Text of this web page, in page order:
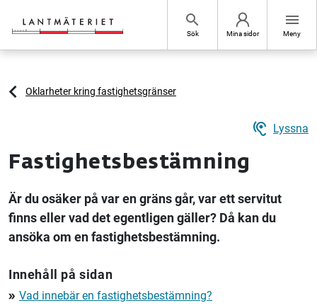
search
Sök Mina sidor
menu
Meny
Oklarheter kring fastighetsgränser
hearing Lyssna
Fastighetsbestämning
Är du osäker på var en gräns går, var ett servitut
finns eller vad det egentligen gäller? Då kan du
ansöka om en fastighetsbestämning.
Innehåll på sidan
double_arrow Vad innebär en fastighetsbestämning?